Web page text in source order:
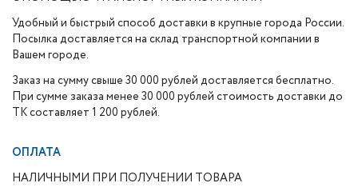
Удобный и быстрый способ доставки в крупные города России.
Посылка доставляется на склад транспортной компании в
Вашем городе.
Заказ на сумму свыше 30 000 рублей доставляется бесплатно.
При сумме заказа менее 30 000 рублей стоимость доставки до
ТК составляет 1 200 рублей.
ОПЛАТА
НАЛИЧНЫМИ ПРИ ПОЛУЧЕНИИ ТОВАРА